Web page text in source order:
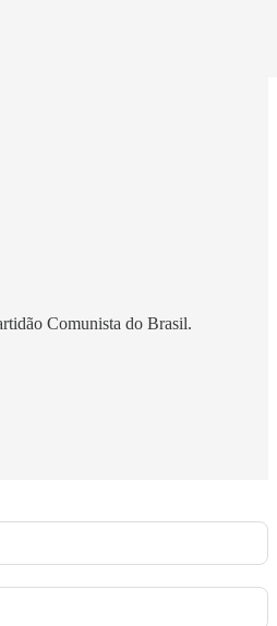
Comunista do Brasil.